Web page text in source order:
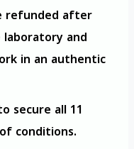
refunded after
and
in an authentic
secure all 11
conditions.